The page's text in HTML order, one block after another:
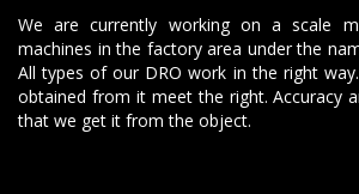
We are currently working on a scale
machines in the factory area under the
All types of our DRO work in the right
obtained from it meet the right. Accuracy
that we get it from the object.